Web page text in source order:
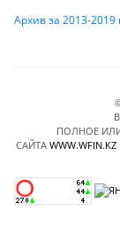
Архив за 2013-2019
ПОЛНОЕ
САЙТА WWW.WFIN.KZ